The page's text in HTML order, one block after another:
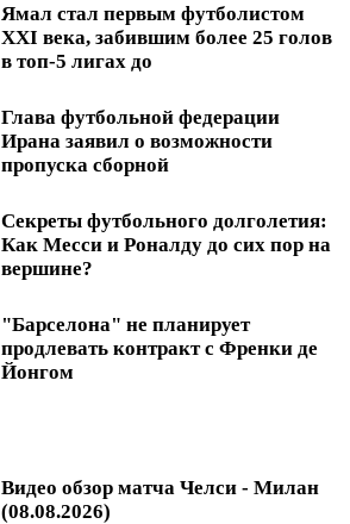
Ямал стал первым футболистом
XXI века, забившим более 25 голов
в топ-5 лигах до
Глава футбольной федерации
Ирана заявил о возможности
пропуска сборной
Секреты футбольного долголетия:
Как Месси и Роналду до сих пор на
вершине?
"Барселона" не планирует
продлевать контракт с Френки де
Йонгом
Видео обзор матча Челси - Милан
(08.08.2026)